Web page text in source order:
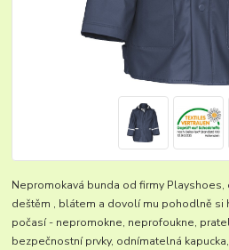
Nepromokavá bunda od firmy Playshoes,
deštěm , blátem a dovolí mu pohodlně si
počasí - nepromokne, neprofoukne,
bezpečnostní prvky, odnímatelná